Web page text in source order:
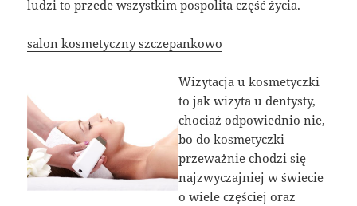
ludzi to przede wszystkim pospolita część życia.
salon kosmetyczny szczepankowo
Wizytacja u kosmetyczki
to jak wizyta u dentysty,
chociaż odpowiednio nie,
bo do kosmetyczki
przeważnie chodzi się
najzwyczajniej w świecie
o wiele częściej oraz